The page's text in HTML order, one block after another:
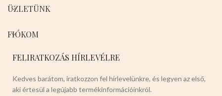
ÜZLETÜNK
FIÓKOM
FELIRATKOZÁS HÍRLEVÉLRE
Kedves barátom, iratkozzon fel hírlevelünkre, és legyen az első,
aki értesül a legújabb termékinformációinkról.